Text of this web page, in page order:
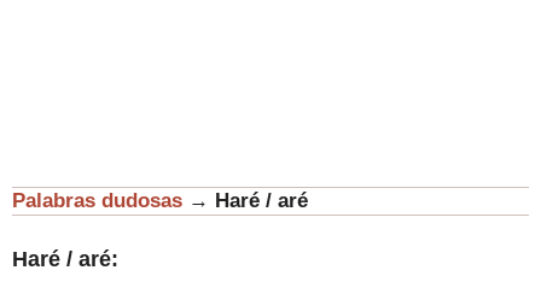
Palabras dudosas → Haré / aré
Haré / aré: